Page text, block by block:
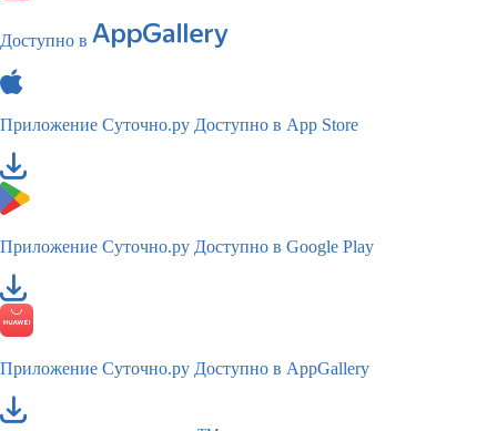
Доступно в
Приложение Суточно.ру Доступно в App Store
Приложение Суточно.ру Доступно в Google Play
Приложение Суточно.ру Доступно в AppGallery